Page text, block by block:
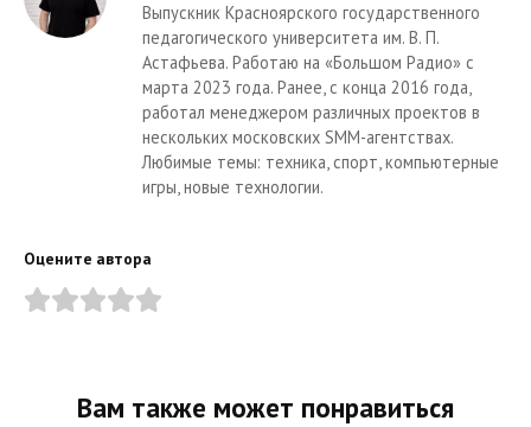
Выпускник Красноярского государственного
педагогического университета им. В. П.
Астафьева. Работаю на «Большом Радио» с
марта 2023 года. Ранее, с конца 2016 года,
работал менеджером различных проектов в
нескольких московских SMM-агентствах.
Любимые темы: техника, спорт, компьютерные
игры, новые технологии.
Оцените автора
Вам также может понравиться